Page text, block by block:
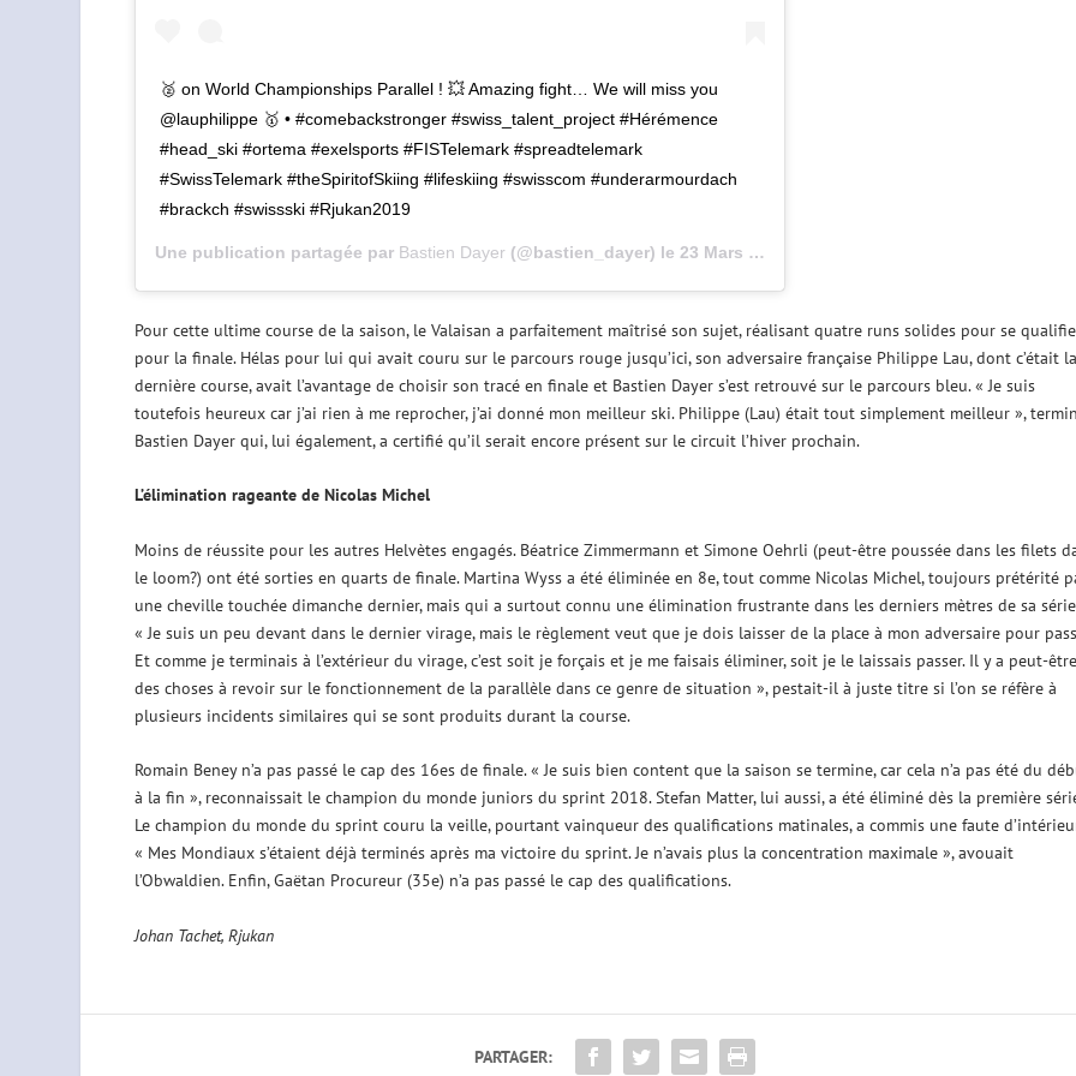
🥈 on World Championships Parallel ! 💥 Amazing fight… We will miss you
@lauphilippe 🥇 • #comebackstronger #swiss_talent_project #Hérémence
#head_ski #ortema #exelsports #FISTelemark #spreadtelemark
#SwissTelemark #theSpiritofSkiing #lifeskiing #swisscom #underarmourdach
#brackch #swissski #Rjukan2019
Une publication partagée par Bastien Dayer (@bastien_dayer) le 23 Mars 2019 à 8 :10 PDT
Pour cette ultime course de la saison, le Valaisan a parfaitement maîtrisé son sujet, réalisant quatre runs solides pour se
pour la finale. Hélas pour lui qui avait couru sur le parcours rouge jusqu’ici, son adversaire française Philippe Lau, dont c’était la
dernière course, avait l’avantage de choisir son tracé en finale et Bastien Dayer s’est retrouvé sur le parcours bleu. « Je suis
toutefois heureux car j’ai rien à me reprocher, j’ai donné mon meilleur ski. Philippe (Lau) était tout simplement meilleur »,
Bastien Dayer qui, lui également, a certifié qu’il serait encore présent sur le circuit l’hiver prochain.
L’élimination rageante de Nicolas Michel
Moins de réussite pour les autres Helvètes engagés. Béatrice Zimmermann et Simone Oehrli (peut-être poussée dans les filets
le loom?) ont été sorties en quarts de finale. Martina Wyss a été éliminée en 8e, tout comme Nicolas Michel, toujours prétérité
une cheville touchée dimanche dernier, mais qui a surtout connu une élimination frustrante dans les derniers mètres de sa
« Je suis un peu devant dans le dernier virage, mais le règlement veut que je dois laisser de la place à mon adversaire pour
Et comme je terminais à l’extérieur du virage, c’est soit je forçais et je me faisais éliminer, soit je le laissais passer. Il y a peut-être
des choses à revoir sur le fonctionnement de la parallèle dans ce genre de situation », pestait-il à juste titre si l’on se réfère à
plusieurs incidents similaires qui se sont produits durant la course.
Romain Beney n’a pas passé le cap des 16es de finale. « Je suis bien content que la saison se termine, car cela n’a pas été du
à la fin », reconnaissait le champion du monde juniors du sprint 2018. Stefan Matter, lui aussi, a été éliminé dès la première
Le champion du monde du sprint couru la veille, pourtant vainqueur des qualifications matinales, a commis une faute
« Mes Mondiaux s’étaient déjà terminés après ma victoire du sprint. Je n’avais plus la concentration maximale », avouait
l’Obwaldien. Enfin, Gaëtan Procureur (35e) n’a pas passé le cap des qualifications.
Johan Tachet, Rjukan
PARTAGER: